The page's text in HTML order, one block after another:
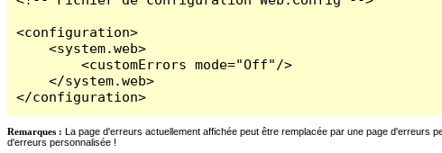
<configuration>
    <system.web>
        <customErrors mode="Off"/>
    </system.web>
</configuration>
Remarques : La page d'erreurs actuellement affichée peut être remplacée par une page d'erreurs
d'erreurs personnalisée !